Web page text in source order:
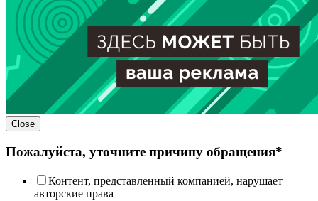
Close
Пожалуйста, уточните причину обращения*
Контент, представленный компанией, нарушает
авторские права